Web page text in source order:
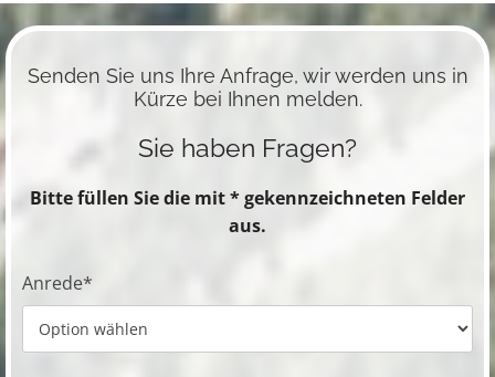
Senden Sie uns Ihre Anfrage, wir werden uns in
Kürze bei Ihnen melden.
Sie haben Fragen?
Bitte füllen Sie die mit * gekennzeichneten Felder
aus.
Anrede*